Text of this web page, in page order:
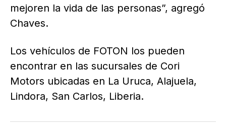
mejoren la vida de las personas”, agregó
Chaves.
Los vehículos de FOTON los pueden
encontrar en las sucursales de Cori
Motors ubicadas en La Uruca, Alajuela,
Lindora, San Carlos, Liberia.